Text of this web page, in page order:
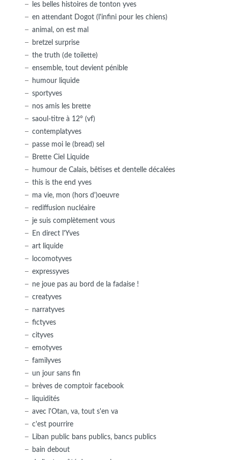
les belles histoires de tonton yves
en attendant Dogot (l'infini pour les chiens)
animal, on est mal
bretzel surprise
the truth (de toilette)
ensemble, tout devient pénible
humour liquide
sportyves
nos amis les brette
saoul-titre à 12° (vf)
contemplatyves
passe moi le (bread) sel
Brette Ciel Liquide
humour de Calais, bêtises et dentelle décalées
this is the end yves
ma vie, mon (hors d')oeuvre
rediffusion nucléaire
je suis complètement vous
En direct l'Yves
art liquide
locomotyves
expressyves
ne joue pas au bord de la fadaise !
creatyves
narratyves
fictyves
cityves
emotyves
familyves
un jour sans fin
brèves de comptoir facebook
liquidités
avec l'Otan, va, tout s'en va
c'est pourrire
Liban public bans publics, bancs publics
bain debout